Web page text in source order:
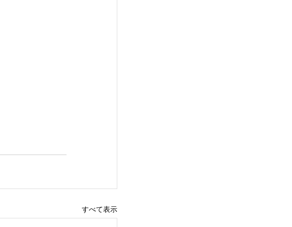
すべて表示